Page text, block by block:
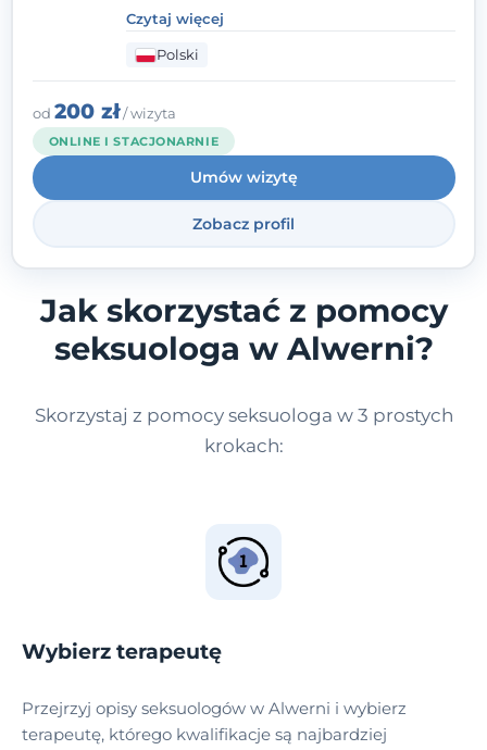
wewnętrzną siłę. Moja droga do
psychologii zaczęła się od życia - pełnego
wyzwań, które nauczyły mnie uważności,
empatii i pokory. Dziś łączę doświadczenie
nauczycielki, psychologa, psychoterapeuty
i seksuologa tworząc bezpieczną
przestrzeń, w której można poczuć spokój i
wsparcie. Nie obiecuję łatwych rozwiązań -
ale mogę obiecać, że będę po Twojej
Czytaj więcej
Polski
od 200 zł/ wizyta
ONLINE I STACJONARNIE
Umów wizytę
Zobacz profil
Jak skorzystać z pomocy
seksuologa w Alwerni?
Skorzystaj z pomocy seksuologa w 3 prostych
krokach:
Wybierz terapeutę
Przejrzyj opisy seksuologów w Alwerni i wybierz
terapeutę, którego kwalifikacje są najbardziej